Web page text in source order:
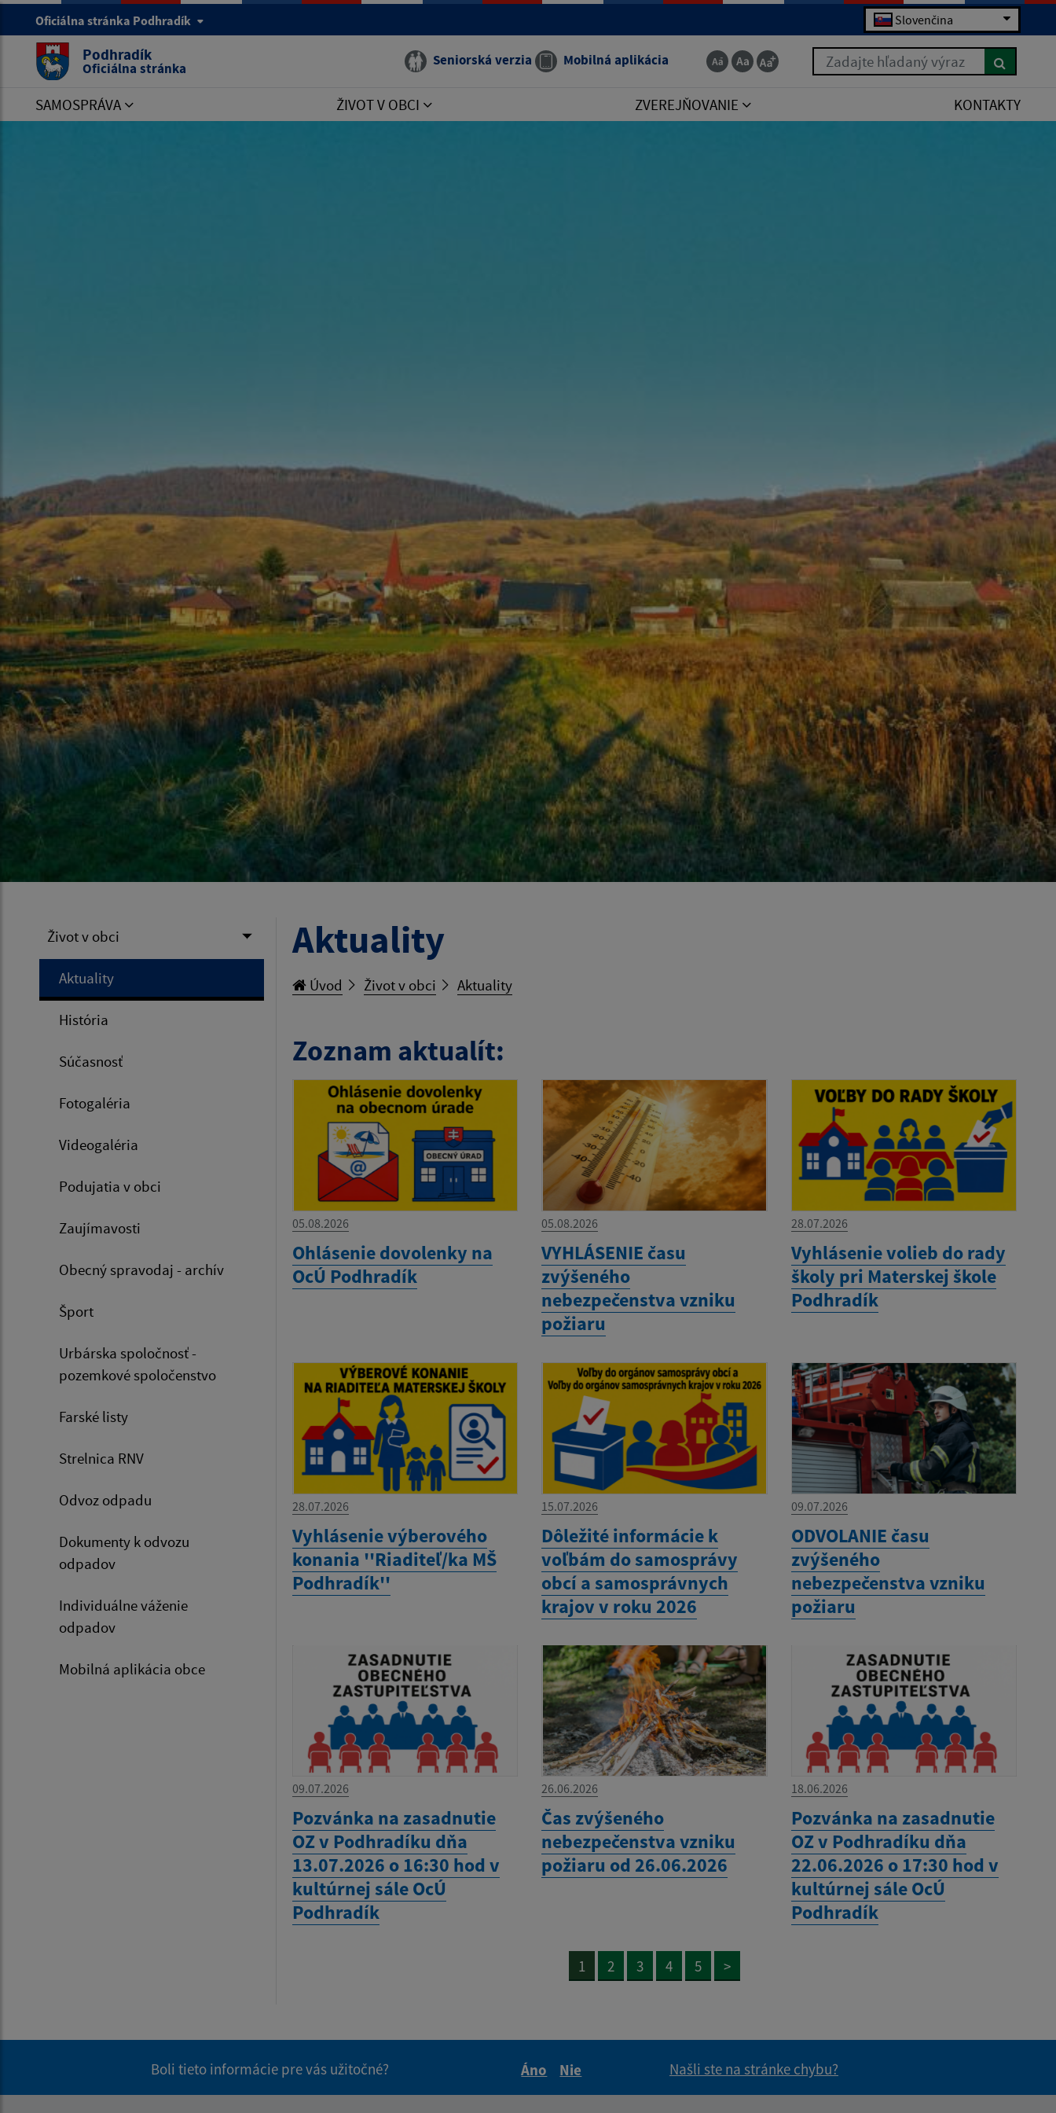
Oficiálna stránka Podhradík Slovenčina
Podhradík
Oficiálna stránka Seniorská verzia Mobilná aplikácia Zadajte hľadaný výraz
SAMOSPRÁVA ŽIVOT V OBCI ZVEREJŇOVANIE KONTAKTY
Život v obci
Aktuality
História
Súčasnosť
Fotogaléria
Videogaléria
Podujatia v obci
Zaujímavosti
Obecný spravodaj - archív
Šport
Urbárska spoločnosť -
pozemkové spoločenstvo
Farské listy
Strelnica RNV
Odvoz odpadu
Dokumenty k odvozu
odpadov
Individuálne váženie
odpadov
Mobilná aplikácia obce
Aktuality
Úvod Život v obci Aktuality
Zoznam aktualít:
05.08.2026
Ohlásenie dovolenky na
OcÚ Podhradík
05.08.2026
VYHLÁSENIE času
zvýšeného
nebezpečenstva vzniku
požiaru
28.07.2026
Vyhlásenie volieb do rady
školy pri Materskej škole
Podhradík
28.07.2026
Vyhlásenie výberového
konania ''Riaditeľ/ka MŠ
Podhradík''
15.07.2026
Dôležité informácie k
voľbám do samosprávy
obcí a samosprávnych
krajov v roku 2026
09.07.2026
ODVOLANIE času
zvýšeného
nebezpečenstva vzniku
požiaru
09.07.2026
Pozvánka na zasadnutie
OZ v Podhradíku dňa
13.07.2026 o 16:30 hod v
kultúrnej sále OcÚ
Podhradík
26.06.2026
Čas zvýšeného
nebezpečenstva vzniku
požiaru od 26.06.2026
18.06.2026
Pozvánka na zasadnutie
OZ v Podhradíku dňa
22.06.2026 o 17:30 hod v
kultúrnej sále OcÚ
Podhradík
1 2 3 4 5 >
Boli tieto informácie pre vás užitočné?
Áno
Nie
Našli ste na stránke chybu?